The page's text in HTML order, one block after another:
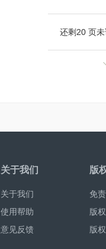
还剩20 页
关于我们
关于我们
使用帮助
意见反馈
版
免
版
版